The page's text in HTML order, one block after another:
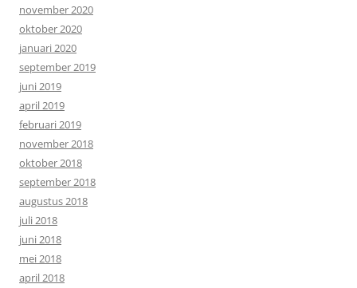
november 2020
oktober 2020
januari 2020
september 2019
juni 2019
april 2019
februari 2019
november 2018
oktober 2018
september 2018
augustus 2018
juli 2018
juni 2018
mei 2018
april 2018